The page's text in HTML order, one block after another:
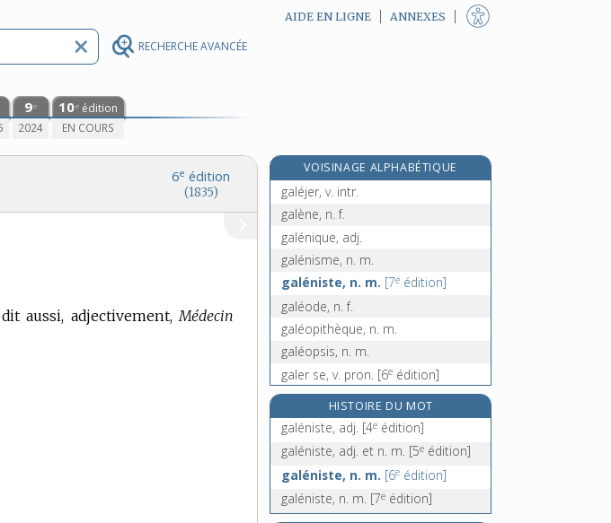
RECHERCHE AVANCÉE
AIDE EN LIGNE ANNEXES
9e
2024
10e édition
EN COURS
6e édition
(1835)
aussi, adjectivement, Médecin
VOISINAGE ALPHABÉTIQUE
galéjade, n. f.
galéjer, v. intr.
galène, n. f.
galénique, adj.
galénisme, n. m.
galéniste, n. m. [7e édition]
galéode, n. f.
galéopithèque, n. m.
galéopsis, n. m.
galer se, v. pron. [6e édition]
galère, n. f.
galerie, n. f.
galérien, n. m.
galerne, n. f.
HISTOIRE DU MOT
galéniste, adj. [4e édition]
galéniste, adj. et n. m. [5e édition]
galéniste, n. m. [6e édition]
galéniste, n. m. [7e édition]